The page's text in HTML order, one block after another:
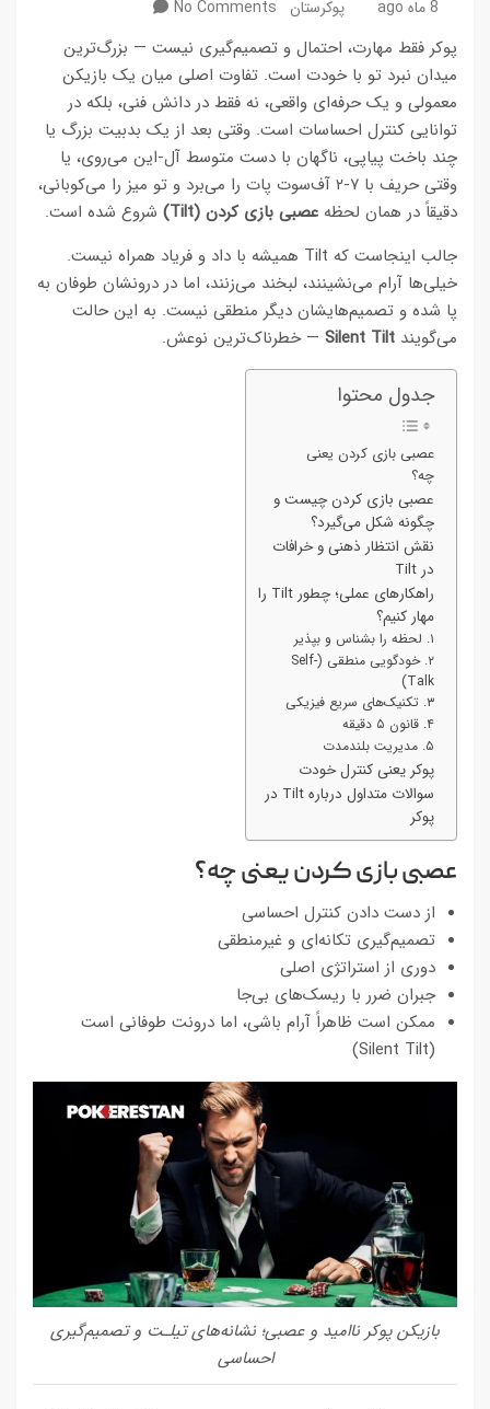
8 ماه ago پوکرستان No Comments
پوکر فقط مهارت، احتمال و تصمیم‌گیری نیست — بزرگ‌ترین
میدان نبرد تو با خودت است. تفاوت اصلی میان یک بازیکن
معمولی و یک حرفه‌ای واقعی، نه فقط در دانش فنی، بلکه در
توانایی کنترل احساسات است. وقتی بعد از یک بدبیت بزرگ یا
چند باخت پیاپی، ناگهان با دست متوسط آل-این می‌روی، یا
وقتی حریف با ۷-۲ آف‌سوت پات را می‌برد و تو میز را می‌کوبانی،
دقیقاً در همان لحظه عصبی بازی کردن (Tilt)
شروع شده است.
جالب اینجاست که Tilt همیشه با داد و فریاد همراه نیست.
خیلی‌ها آرام می‌نشینند، لبخند می‌زنند، اما در درونشان طوفان به
پا شده و تصمیم‌هایشان دیگر منطقی نیست. به این حالت
می‌گویند Silent Tilt — خطرناک‌ترین نوعش.
جدول محتوا
عصبی بازی کردن یعنی
چه؟
عصبی بازی کردن چیست و
چگونه شکل می‌گیرد؟
نقش انتظار ذهنی و خرافات
در Tilt
راهکارهای عملی؛ چطور Tilt را
مهار کنیم؟
۱. لحظه را بشناس و بپذیر
۲. خودگویی منطقی (Self-
Talk)
۳. تکنیک‌های سریع فیزیکی
۴. قانون ۵ دقیقه
۵. مدیریت بلندمدت
پوکر یعنی کنترل خودت
سوالات متداول درباره Tilt در
پوکر
عصبی بازی کردن یعنی چه؟
از دست دادن کنترل احساسی
تصمیم‌گیری تکانه‌ای و غیرمنطقی
دوری از استراتژی اصلی
جبران ضرر با ریسک‌های بی‌جا
ممکن است ظاهراً آرام باشی، اما درونت طوفانی است
(Silent Tilt)
بازیکن پوکر ناامید و عصبی؛ نشانه‌های تیلـت و تصمیم‌گیری
احساسی